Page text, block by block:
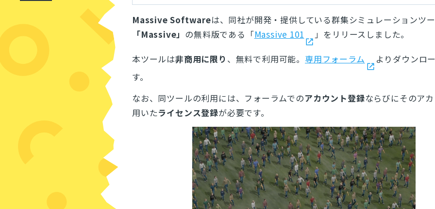
Massive Softwareは、同社が開発・提供している群集シミュレーションツ
「Massive」 の無料版である 「Massive 101 」 をリリースしました。
本ツールは非商用に限り 、無料で利用可能。専用フォーラム
よりダウンロ
す。
なお、同ツールの利用には、フォーラムでのアカウント登録ならびにそのア
用いたライセンス登録が必要です。